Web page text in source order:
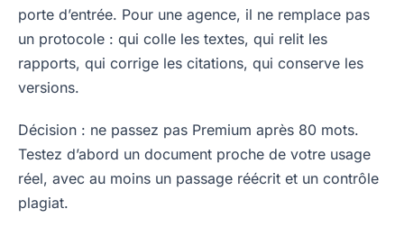
porte d’entrée. Pour une agence, il ne remplace pas
un protocole : qui colle les textes, qui relit les
rapports, qui corrige les citations, qui conserve les
versions.
Décision : ne passez pas Premium après 80 mots.
Testez d’abord un document proche de votre usage
réel, avec au moins un passage réécrit et un contrôle
plagiat.